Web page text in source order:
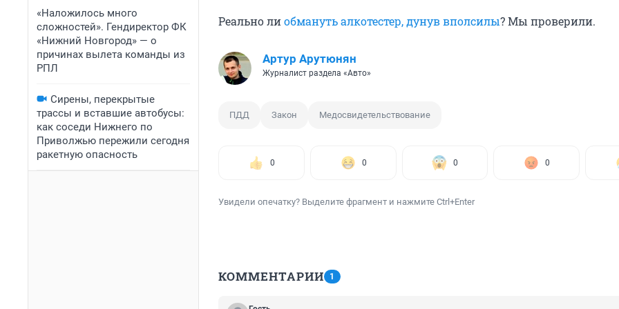
«Наложилось много
сложностей». Гендиректор ФК
«Нижний Новгород» — о
причинах вылета команды из
РПЛ
Сирены, перекрытые
трассы и вставшие автобусы:
как соседи Нижнего по
Приволжью пережили сегодня
ракетную опасность
Реально лиобмануть алкотестер, дунув вполсилы? Мы проверили.
Артур Арутюнян
Журналист раздела «Авто»
ПДД Закон Медосвидетельствование
0 0 0 0
Увидели опечатку? Выделите фрагмент и нажмите Ctrl+Enter
КОММЕНТАРИИ 1